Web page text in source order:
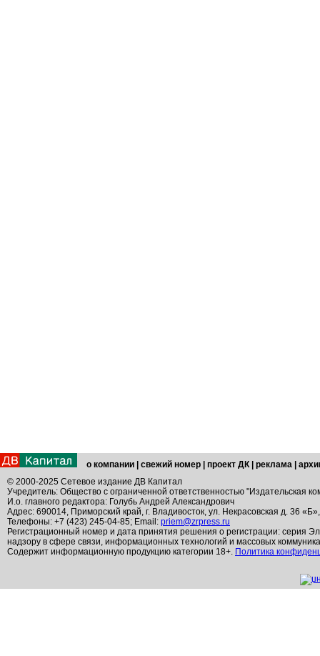
о компании свежий номер проект ДК реклама
© 2000-2025 Сетевое издание ДВ Капитал
Учредитель: Общество с ограниченной ответственностью "Издательская
И.о. главного редактора: Голубь Андрей Александрович
Адрес: 690014, Приморский край, г. Владивосток, ул. Некрасовская д. 36
Телефоны: +7 (423) 245-04-85; Email: priem@zrpress.ru
Регистрационный номер и дата принятия решения о регистрации: серия
надзору в сфере связи, информационных технологий и массовых
Содержит информационную продукцию категории 18+. Политика